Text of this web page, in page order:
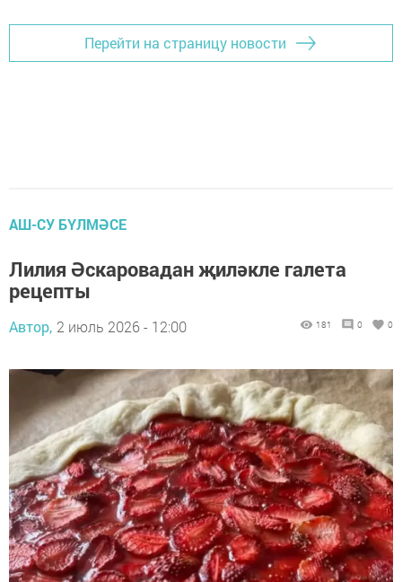
Перейти на страницу новости
АШ-СУ БҮЛМӘСЕ
Лилия Әскаровадан җиләкле галета
рецепты
Автор, 2 июль 2026 - 12:00 181 0 0